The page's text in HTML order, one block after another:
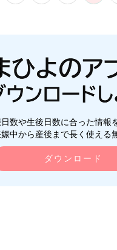
数や生後日数に合った情報
中から産後まで長く使える
ダウンロード